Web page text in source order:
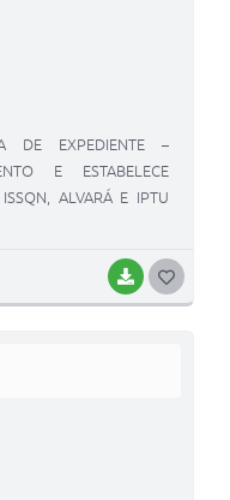
BAIXAR
DE EXPEDIENTE –
E ESTABELECE
ALVARÁ E IPTU